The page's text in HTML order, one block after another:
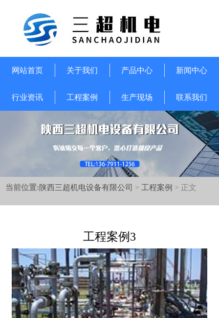
网站首页 关于我们 产品中心 新闻中心
行业资讯 工程案例 生产现场 联系我们
当前位置:陕西三超机电设备有限公司 > 工程案例 > 正文
工程案例3